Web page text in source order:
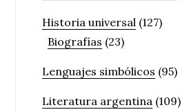
Historia universal (127)
Biografías (23)
Lenguajes simbólicos (95)
Literatura argentina (109)